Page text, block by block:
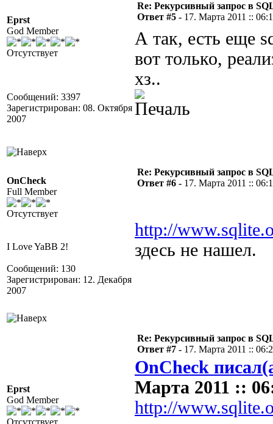
Eprst
God Member
Отсутствует
Сообщений: 3397
Зарегистрирован: 08. Октября
2007
Re: Рекурсивный запрос в
Ответ #5 - 17. Марта 2011 ::
А так, есть еще
вот только,
хз..
OnCheck
Full Member
Отсутствует
I Love YaBB 2!
Сообщений: 130
Зарегистрирован: 12. Декабря
2007
Re: Рекурсивный запрос в
Ответ #6 - 17. Марта 2011 ::
http://
здесь не нашел.
Eprst
God Member
Отсутствует
Re: Рекурсивный запрос в
Ответ #7 - 17. Марта 2011 ::
OnCheck
Марта 2011 ::
http://